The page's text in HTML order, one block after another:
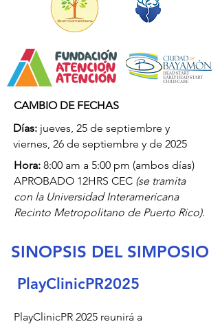
CAMBIO DE FECHAS
Días: jueves, 25 de septiembre y
viernes, 26 de septiembre y de 2025
Hora: 8:00 am a 5:00 pm (ambos días)
APROBADO 12HRS CEC (se tramita
con la Universidad Interamericana
Recinto Metropolitano de Puerto Rico).
SINOPSIS DEL SIMPOSIO
PlayClinicPR2025
PlayClinicPR 2025 reunirá a